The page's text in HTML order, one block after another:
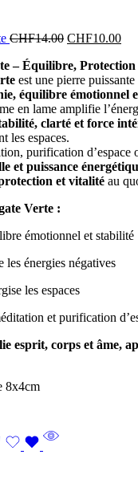
CHF14.00 CHF10.00
– Équilibre,
est une pierre
équilibre émotionnel
en lame amplifie
clarté et force
les espaces.
purification d’espace
et puissance
et vitalité au
Verte :
émotionnel et stabilité
les énergies négatives
les espaces
et purification
esprit, corps et âme,
8x4cm